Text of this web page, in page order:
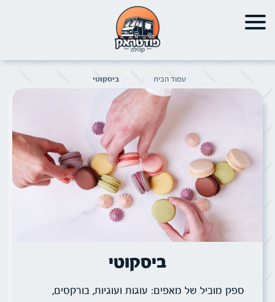
עמוד הבית ביסקוטי
ביסקוטי
ספק מוביל של מאפים: עוגות ועוגיות, בורקסים,